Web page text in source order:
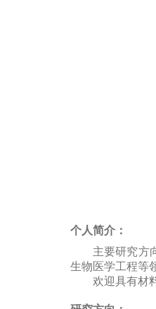
个人简介：
主要研究方
生物医学工程等
欢迎具有材